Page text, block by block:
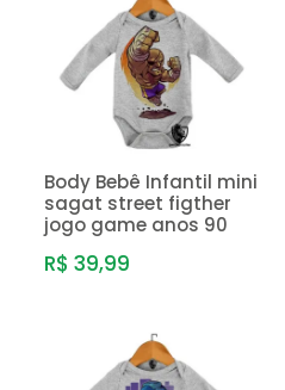
Body Bebê Infantil mini
sagat street figther
jogo game anos 90
R$ 39,99